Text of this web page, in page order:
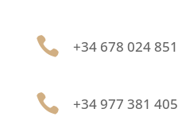
 +34 678 024 851
 +34 977 381 405